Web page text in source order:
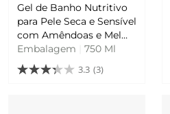
Gel de Banho Nutritivo
para Pele Seca e Sensível
com Amêndoas e Mel
Veckia
Embalagem
750 Ml
3.3 (3)